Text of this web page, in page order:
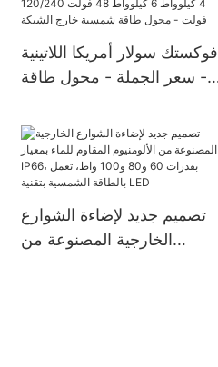
فوكستك سولار أمريكا اللاتينية
- سعر الجملة - محول طاقة
كيلوواط 6 كيلوواط 48 فولت
120/240 فولت - محول طاقة
شمسية خارج الشبكة
تصميم جديد لإضاءة الشوارع
الخارجية المصنوعة من